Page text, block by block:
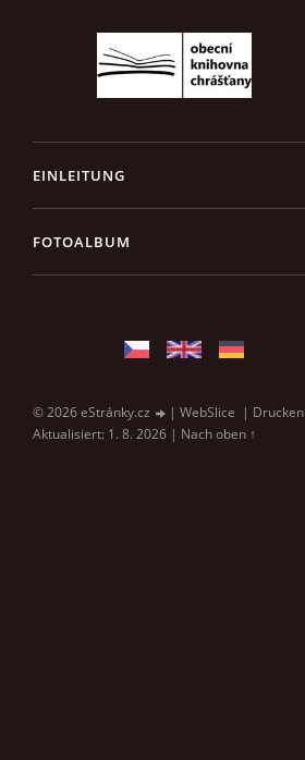
EINLEITUNG
FOTOALBUM
© 2026 eStránky.cz | WebSlice | Drucken
Aktualisiert: 1. 8. 2026 | Nach oben ↑